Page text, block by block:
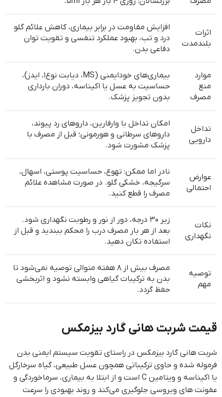
اثرات
بلندمدت
افزایش مقاومت در برابر بیماری‌، کاهش علائم گلو
درد و تب، بهبود عملکرد تنفسی و تقویت توان
دفاعی بدن.
موارد
منع
مصرف
بیماری‌های خودایمنی (MS، دیابت نوع۱، ایدز)،
حساسیت به عسل یا اکیناسه، دوران بارداری
بدون تجویز پزشک.
تداخل
دارویی
امکان تداخل با وارفارین، داروهای رد پیوند،
داروهای سرطانی و هورمونی؛ قبل از مصرف با
پزشک مشورت شود.
عوارض
احتمالی
نادر اما ممکن: تهوع، حساسیت پوستی، اسهال،
سرگیجه، خشکی گلو. در صورت مشاهده علائم
مصرف را قطع کنید.
نکات
نگهداری
زیر ۳۰ درجه، دور از نور و رطوبت نگهداری شود.
بعد از هر بار مصرف درب را محکم ببندید و قبل از
استفاده تکان دهید.
توصیه
مهم
مصرف بیش از ۸ هفته متوالی توصیه نمی‌شود تا
بدن به ترکیبات گیاهی وابسته نشود و اثربخشی
حفظ گردد.
قیمت شربت هانی گارد بیزمکس
شربت هانی گارد بیزمکس در راستای تقویت سیستم ایمنی بدن
فرموله شده و حاوی ترکیباتی همچون عسل طبیعی، گیاه سرخارگل
یا اکیناسه و ویتامین C است و از ابتلا به بیماری، سرماخوردگی و
عفونت های ویروسی جلوگیری می‌کند و روند بهبودی را سرعت